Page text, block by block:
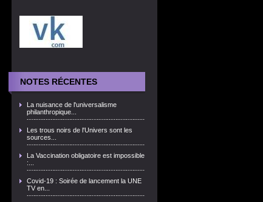
NOTES RÉCENTES
La nuisance de l'universalisme
philanthropique...
Les trous noirs de l'Univers sont les
sources...
La Vaccination obligatoire est impossible
:...
Covid-19 : Soirée de lancement la UNE
TV en...